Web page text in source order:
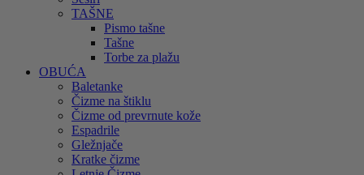
TAŠNE
Pismo tašne
Tašne
Torbe za plažu
OBUĆA
Baletanke
Čizme na štiklu
Čizme od prevrnute kože
Espadrile
Gležnjače
Kratke čizme